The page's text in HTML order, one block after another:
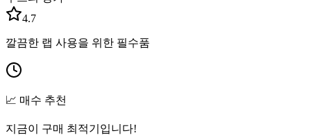
4.7
깔끔한 랩 사용을 위한 필수품
📈 매수 추천
지금이 구매 최적기입니다!